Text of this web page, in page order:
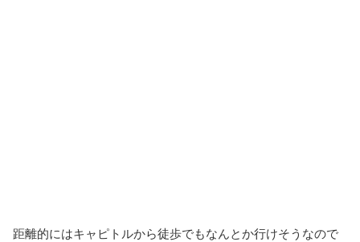
距離的にはキャピトルから徒歩でもなんとか行けそうなので